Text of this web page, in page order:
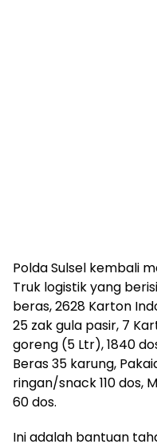
Polda Sulsel kembali
Truk logistik yang
beras, 2628 Karton
25 zak gula pasir, 7
goreng (5 Ltr), 1840
Beras 35 karung,
ringan/snack 110 dos,
60 dos.
Ini adalah bantuan